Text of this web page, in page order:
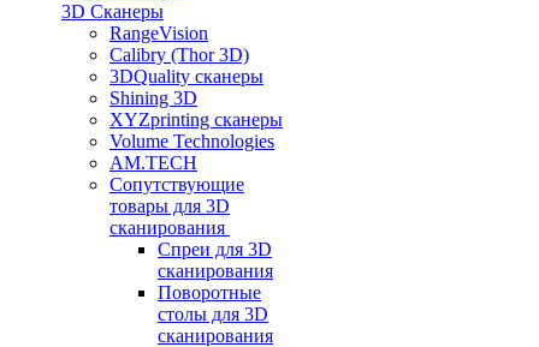
3D Сканеры
RangeVision
Calibry (Thor 3D)
3DQuality сканеры
Shining 3D
XYZprinting сканеры
Volume Technologies
AM.TECH
Сопутствующие
товары для 3D
сканирования
Спреи для 3D
сканирования
Поворотные
столы для 3D
сканирования